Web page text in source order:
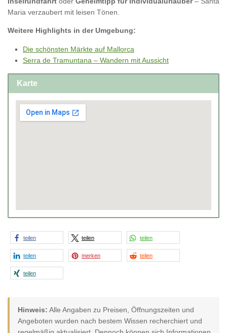
Maria verzaubert mit leisen Tönen.
Weitere Highlights in der Umgebung:
Die schönsten Märkte auf Mallorca
Serra de Tramuntana – Wandern mit Aussicht
Karte
teilen teilen teilen
teilen merken teilen
teilen
Hinweis: Alle Angaben zu Preisen, Öffnungszeiten und
Angeboten wurden nach bestem Wissen recherchiert und